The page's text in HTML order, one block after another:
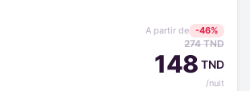
A partir de -46%
274 TND
148 TND
/nuit